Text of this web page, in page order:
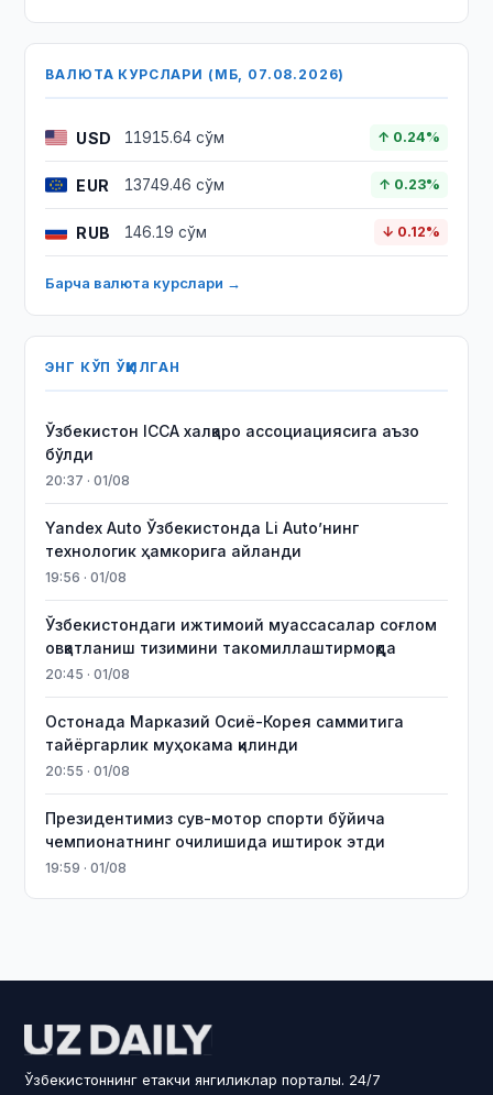
ВАЛЮТА КУРСЛАРИ (МБ, 07.08.2026)
USD 11915.64 сўм ↑ 0.24%
EUR 13749.46 сўм ↑ 0.23%
RUB 146.19 сўм ↓ 0.12%
Барча валюта курслари →
ЭНГ КЎП ЎҚИЛГАН
Ўзбекистон ICCA халқаро ассоциациясига аъзо
бўлди
20:37 · 01/08
Yandex Auto Ўзбекистонда Li Auto’нинг
технологик ҳамкорига айланди
19:56 · 01/08
Ўзбекистондаги ижтимоий муассасалар соғлом
овқатланиш тизимини такомиллаштирмоқда
20:45 · 01/08
Остонада Марказий Осиё-Корея саммитига
тайёргарлик муҳокама қилинди
20:55 · 01/08
Президентимиз сув-мотор спорти бўйича
чемпионатнинг очилишида иштирок этди
19:59 · 01/08
Ўзбекистоннинг етакчи янгиликлар порталы. 24/7